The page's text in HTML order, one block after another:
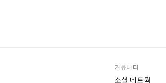
커뮤니티
소셜 네트웍